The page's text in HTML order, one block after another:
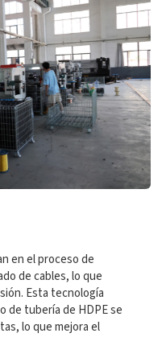
en el proceso de
de cables, lo que
Esta tecnología
de tubería de HDPE se
lo que mejora el